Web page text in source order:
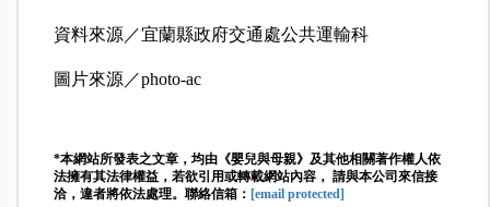
資料來源／宜蘭縣政府交通處公共運輸科
圖片來源／photo-ac
*本網站所發表之文章，均由《嬰兒與母親》及其他相關著作權人依
法擁有其法律權益，若欲引用或轉載網站內容， 請與本公司來信接
洽，違者將依法處理。聯絡信箱： [email protected]